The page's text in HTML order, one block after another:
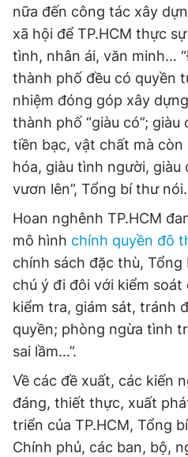
nữa đến công tác xây
xã hội để TP.HCM thực
tình, nhân ái, văn minh…
thành phố đều có quyền
nhiệm đóng góp xây
thành phố “giàu có”;
tiền bạc, vật chất mà còn
hóa, giàu tình người,
vươn lên”, Tổng bí thư nói.
Hoan nghênh TP.HCM
mô hình chính quyền đô
chính sách đặc thù, Tổng
chú ý đi đôi với kiểm
kiểm tra, giám sát, tránh
quyền; phòng ngừa tình
sai lầm…”.
Về các đề xuất, các kiến
đáng, thiết thực, xuất
triển của TP.HCM, Tổng
Chính phủ, các ban, bộ,